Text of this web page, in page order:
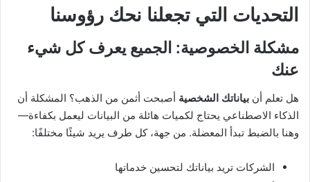
التحديات التي تجعلنا نحك رؤوسنا
مشكلة الخصوصية: الجميع يعرف كل شيء
عنك
هل تعلم أن بياناتك الشخصية أصبحت أثمن من الذهب؟ المشكلة أن
الذكاء الاصطناعي يحتاج لكميات هائلة من البيانات ليعمل بكفاءة—
وهنا بالضبط تبدأ المعضلة. من جهة، كل طرف يريد شيئًا مختلفًا:
الشركات تريد بياناتك لتحسين خدماتها